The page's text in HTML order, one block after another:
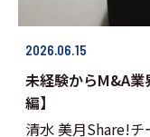
2026.06.15
未経験からM&A
編】
清水 美月Share!